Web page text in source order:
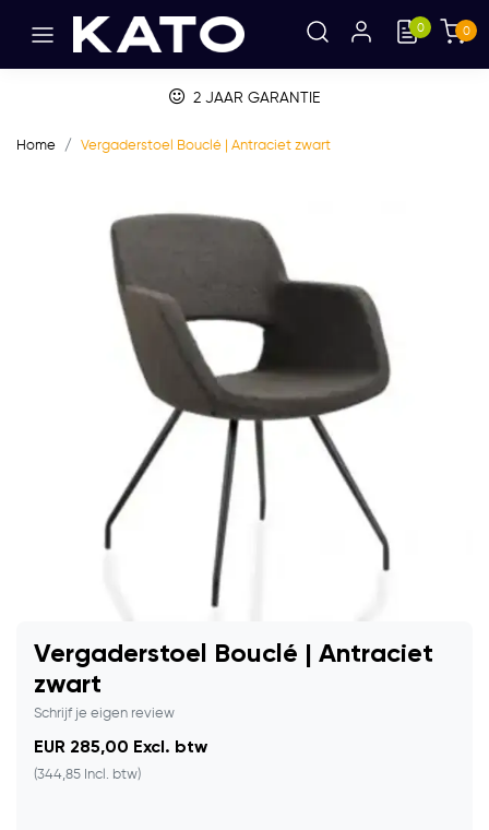
0 0
2 JAAR GARANTIE
Home Vergaderstoel Bouclé | Antraciet zwart
Vergaderstoel Bouclé | Antraciet
zwart
Schrijf je eigen review
EUR 285,00 Excl. btw
(344,85 Incl. btw)